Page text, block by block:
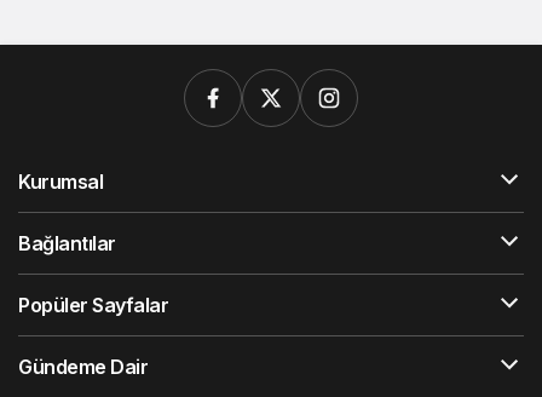
Kurumsal
Bağlantılar
Popüler Sayfalar
Gündeme Dair